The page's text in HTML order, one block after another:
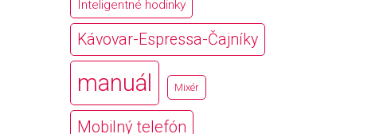
Inteligentné hodinky
Kávovar-Espressa-Čajníky
manuál Mixér
Mobilný telefón